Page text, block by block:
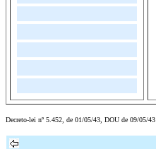
Decreto-lei nº 5.452, de 01/05/43, DOU de 09/05/43